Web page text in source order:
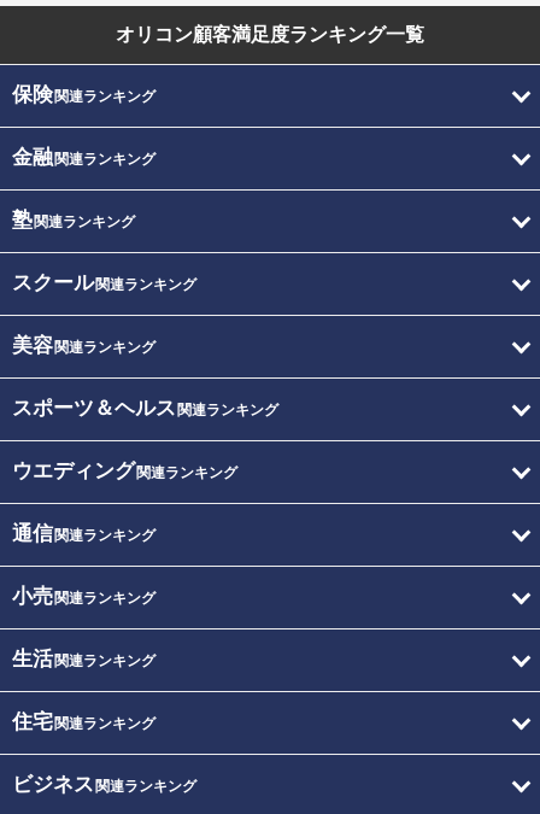
オリコン顧客満足度ランキング一覧
保険関連ランキング
金融関連ランキング
塾関連ランキング
スクール関連ランキング
美容関連ランキング
スポーツ＆ヘルス 関連ランキング
ウエディング関連ランキング
通信関連ランキング
小売関連ランキング
生活関連ランキング
住宅関連ランキング
ビジネス 関連ランキング